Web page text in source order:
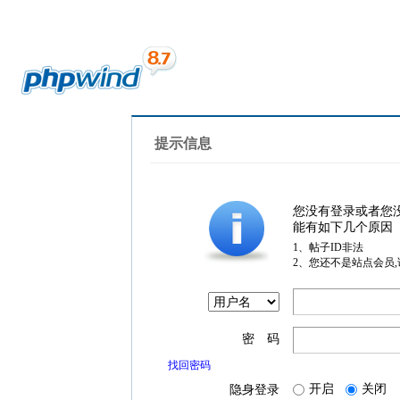
提示信息
您没有登录或者您
能有如下几个原因
1、帖子ID非法
2、您还不是站点会员
密 码
找回密码
隐身登录 开启 关闭